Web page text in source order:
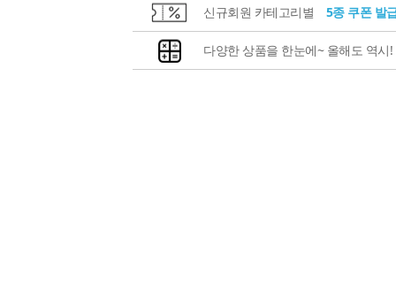
신규회원 카테고리별 5종 쿠폰 발
다양한 상품을 한눈에~ 올해도 역시!